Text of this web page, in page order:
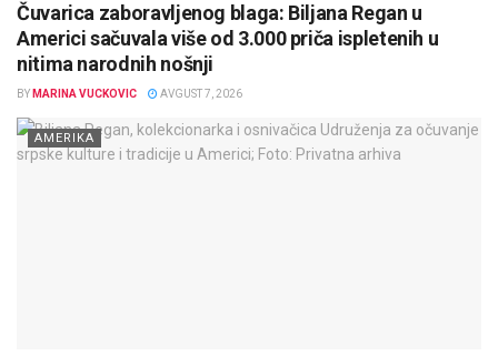
Čuvarica zaboravljenog blaga: Biljana Regan u
Americi sačuvala više od 3.000 priča ispletenih u
nitima narodnih nošnji
BY MARINA VUCKOVIC AVGUST 7, 2026
AMERIKA